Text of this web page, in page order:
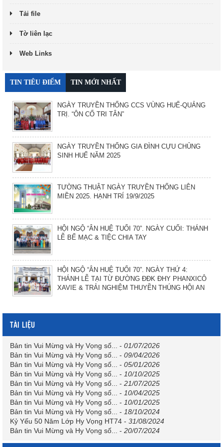
Tải file
Tờ liên lạc
Web Links
TIN TIÊU ĐIỂM TIN MỚI NHẤT
NGÀY TRUYỀN THỐNG CCS VÙNG HUẾ-QUẢNG
TRỊ. “ÔN CỐ TRI TÂN”
NGÀY TRUYỀN THỐNG GIA ĐÌNH CỰU CHỦNG
SINH HUẾ NĂM 2025
TƯỜNG THUẬT NGÀY TRUYỀN THỐNG LIÊN
MIỀN 2025. HẠNH TRÍ 19/9/2025
HỘI NGỘ “ÂN HUỆ TUỔI 70”. NGÀY CUỐI: THÁNH
LỄ BẾ MẠC & TIỆC CHIA TAY
HỘI NGỘ “ÂN HUỆ TUỔI 70”. NGÀY THỨ 4:
THÁNH LỄ TẠI TỪ ĐƯỜNG ĐĐK ĐHY PHANXICÔ
XAVIE & TRẢI NGHIỆM THUYỀN THÚNG HỘI AN
TÀI LIỆU
Bản tin Vui Mừng và Hy Vọng số... - 01/07/2026
Bản tin Vui Mừng và Hy Vọng số...
- 09/04/2026
Bản tin Vui Mừng và Hy Vọng số...
- 05/01/2026
Bản tin Vui Mừng và Hy Vọng số...
- 10/10/2025
Bản tin Vui Mừng và Hy Vọng số...
- 21/07/2025
Bản tin Vui Mừng và Hy Vọng số...
- 10/04/2025
Bản tin Vui Mừng và Hy Vọng số...
- 10/01/2025
Bản tin Vui Mừng và Hy Vọng số...
- 18/10/2024
Kỷ Yếu 50 Năm Lớp Hy Vọng HT74 - 31/08/2024
Bản tin Vui Mừng và Hy Vọng số...
- 20/07/2024